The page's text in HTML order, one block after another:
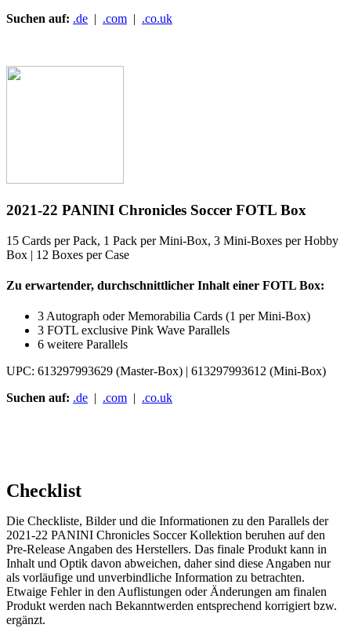
Suchen auf: .de | .com | .co.uk
2021-22 PANINI Chronicles Soccer FOTL Box
15 Cards per Pack, 1 Pack per Mini-Box, 3 Mini-Boxes per Hobby
Box | 12 Boxes per Case
Zu erwartender, durchschnittlicher Inhalt einer FOTL Box:
3 Autograph oder Memorabilia Cards (1 per Mini-Box)
3 FOTL exclusive Pink Wave Parallels
6 weitere Parallels
UPC: 613297993629 (Master-Box) | 613297993612 (Mini-Box)
Suchen auf: .de | .com | .co.uk
Checklist
Die Checkliste, Bilder und die Informationen zu den Parallels der
2021-22 PANINI Chronicles Soccer Kollektion beruhen auf den
Pre-Release Angaben des Herstellers. Das finale Produkt kann in
Inhalt und Optik davon abweichen, daher sind diese Angaben nur
als vorläufige und unverbindliche Information zu betrachten.
Etwaige Fehler in den Auflistungen oder Änderungen am finalen
Produkt werden nach Bekanntwerden entsprechend korrigiert bzw.
ergänzt.